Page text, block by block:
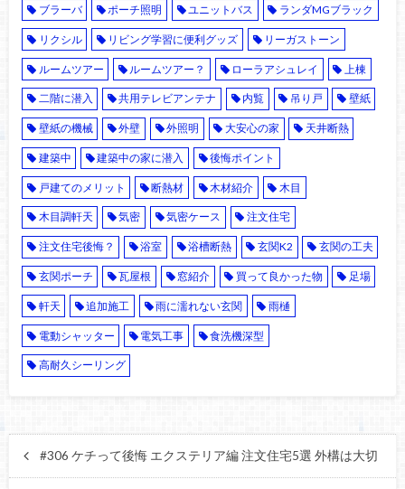
ブラーバ ポーチ照明 ユニットバス ランダMGブラック
リクシル リビング学習に便利グッズ リーガストーン
ルームツアー ルームツアー？ ローラアシュレイ 上棟
二階に潜入 共用テレビアンテナ 内覧 吊り戸 壁紙
壁紙の機械 外壁 外照明 大安心の家 天井断熱
建築中 建築中の家に潜入 後悔ポイント
戸建てのメリット 断熱材 木材紹介 木目
木目調軒天 気密 気密ケース 注文住宅
注文住宅後悔？ 浴室 浴槽断熱 玄関K2 玄関の工夫
玄関ポーチ 瓦屋根 窓紹介 買って良かった物 足場
軒天 追加施工 雨に濡れない玄関 雨樋
電動シャッター 電気工事 食洗機深型
高耐久シーリング
#306 ケチって後悔 エクステリア編 注文住宅5選 外構は大切